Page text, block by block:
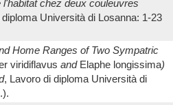
l'habitat chez deux couleuvres
Università di Losanna: 1-23
Home Ranges of Two Sympatric
viridiflavus and Elaphe longissima)
, Lavoro di diploma Università di